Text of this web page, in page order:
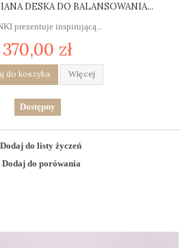
DESKA DO BALANSOWANIA...
prezentuje inspirującą...
370,00 zł
do koszyka Więcej
Dostępny
Dodaj do listy życzeń
Dodaj do porówania